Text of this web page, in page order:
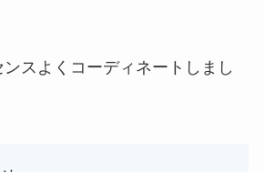
スよくコーディネートしまし